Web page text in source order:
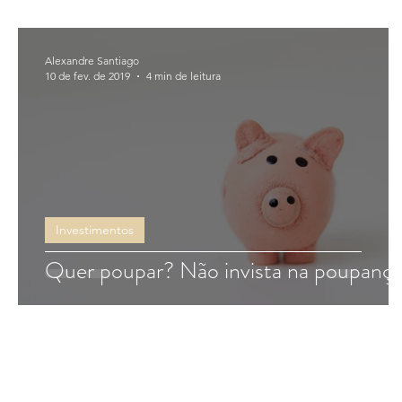
Quer poupar? Não invista na
Investimentos
Alexandre Santiago
10 de fev. de 2019
4 min de leitura